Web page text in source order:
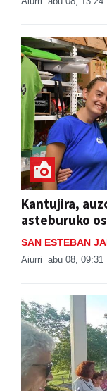
Kantujira,
asteburuko
SAN ESTEBAN
Aiurri abu 08, 09:31